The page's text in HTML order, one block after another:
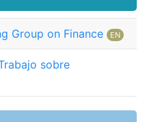
Group on Finance EN
sobre